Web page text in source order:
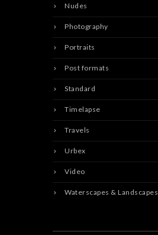
Nudes
Photography
Portraits
Post formats
Standard
Timelapse
Travels
Urbex
Video
Waterscapes & Landscapes